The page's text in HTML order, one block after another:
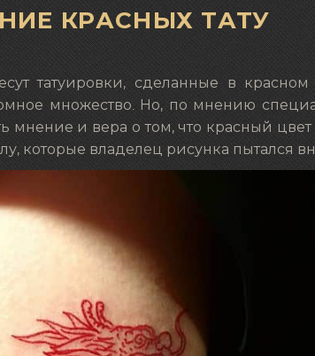
КРАСНЫХ ТАТУ
татуировки, сделанные в
множество. Но, по мнению
мнение и вера о том, что красный
которые владелец рисунка пытался